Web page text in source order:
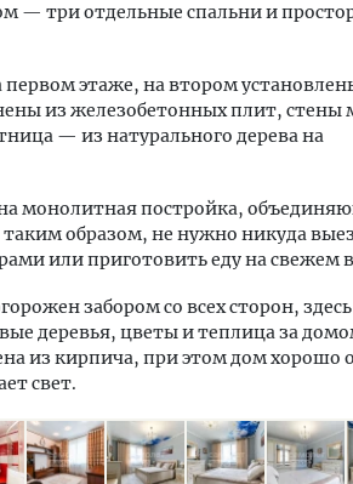
— три отдельные спальни и
этаже, на втором
из железобетонных плит, стены
— из натурального дерева на
монолитная постройка,
образом, не нужно никуда
или приготовить еду на свежем
забором со всех сторон, здесь
деревья, цветы и теплица за
из кирпича, при этом дом хорошо
свет.